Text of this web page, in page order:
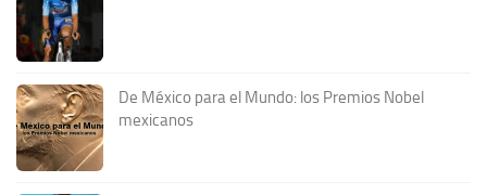
De México para el Mundo: los Premios Nobel
mexicanos